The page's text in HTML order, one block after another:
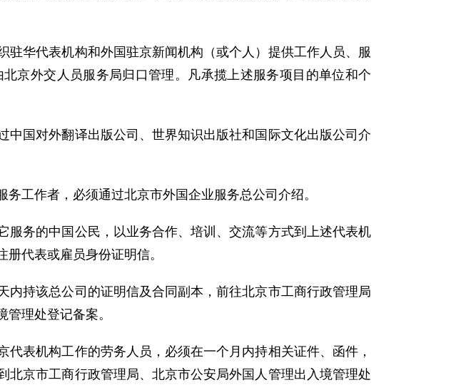
华代表机构和外国驻京新闻机构（或个人）提供工作人员、服
京外交人员服务局归口管理。凡承揽上述服务项目的单位和个
国对外翻译出版公司、世界知识出版社和国际文化出版公司介
作者，必须通过北京市外国企业服务总公司介绍。
务的中国公民，以业务合作、培训、交流等方式到上述代表机
代表或雇员身份证明信。
持该总公司的证明信及合同副本，前往北京市工商行政管理局
理处登记备案。
表机构工作的劳务人员，必须在一个月内持相关证件、函件，
京市工商行政管理局、北京市公安局外国人管理出入境管理处